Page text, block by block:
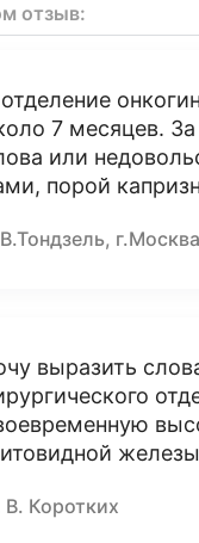
отзыв:
7 месяцев.
или
порой
г.Москва
выразить
железы
В. Коротких